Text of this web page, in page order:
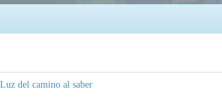
del camino al saber